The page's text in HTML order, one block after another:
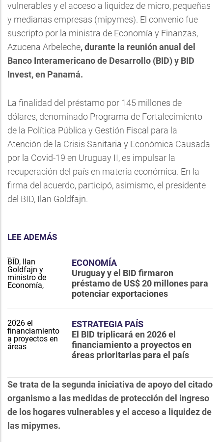
vulnerables y el acceso a liquidez de micro, pequeñas
y medianas empresas (mipymes). El convenio fue
suscripto por la ministra de Economía y Finanzas,
Azucena Arbeleche, durante la reunión anual del
Banco Interamericano de Desarrollo (BID) y BID
Invest, en Panamá.
La finalidad del préstamo por 145 millones de
dólares, denominado Programa de Fortalecimiento
de la Política Pública y Gestión Fiscal para la
Atención de la Crisis Sanitaria y Económica Causada
por la Covid-19 en Uruguay II, es impulsar la
recuperación del país en materia económica. En la
firma del acuerdo, participó, asimismo, el presidente
del BID, Ilan Goldfajn.
LEE ADEMÁS
ECONOMÍA
Uruguay y el BID firmaron
préstamo de US$ 20 millones para
potenciar exportaciones
ESTRATEGIA PAÍS
El BID triplicará en 2026 el
financiamiento a proyectos en
áreas prioritarias para el país
Se trata de la segunda iniciativa de apoyo del citado
organismo a las medidas de protección del ingreso
de los hogares vulnerables y el acceso a liquidez de
las mipymes.